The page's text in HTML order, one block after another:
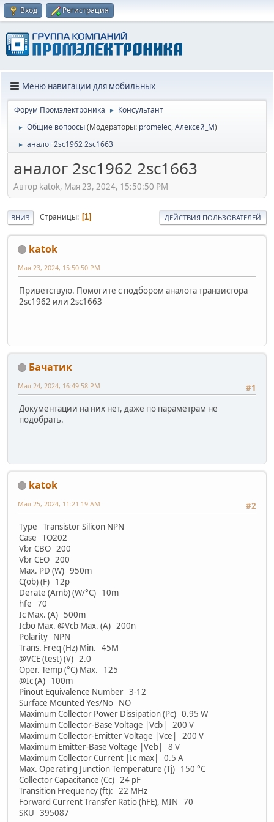
Вход Регистрация
Меню навигации для мобильных
Форум Промэлектроника ► Консультант
► Общие вопросы(Модераторы: promelec,Алексей_М)
► аналог 2sc1962 2sc1663
аналог 2sc1962 2sc1663
Автор katok, Мая 23, 2024, 15:50:50 PM
ВНИЗ Страницы 1 ДЕЙСТВИЯ ПОЛЬЗОВАТЕЛЕЙ
katok
Мая 23, 2024, 15:50:50 PM
Приветствую. Помогите с подбором аналога транзистора
2sc1962 или 2sc1663
Бачатик
#1
Мая 24, 2024, 16:49:58 PM
Документации на них нет, даже по параметрам не
подобрать.
katok
#2
Мая 25, 2024, 11:21:19 AM
Type Transistor Silicon NPN
Case TO202
Vbr CBO 200
Vbr CEO 200
Max. PD (W) 950m
C(ob) (F) 12p
Derate (Amb) (W/°C) 10m
hfe 70
Ic Max. (A) 500m
Icbo Max. @Vcb Max. (A) 200n
Polarity NPN
Trans. Freq (Hz) Min. 45M
@VCE (test) (V) 2.0
Oper. Temp (°C) Max. 125
@Ic (A) 100m
Pinout Equivalence Number 3-12
Surface Mounted Yes/No NO
Maximum Collector Power Dissipation (Pc) 0.95 W
Maximum Collector-Base Voltage |Vcb| 200 V
Maximum Collector-Emitter Voltage |Vce| 200 V
Maximum Emitter-Base Voltage |Veb| 8 V
Maximum Collector Current |Ic max| 0.5 A
Max. Operating Junction Temperature (Tj) 150 °C
Collector Capacitance (Cc) 24 pF
Transition Frequency (ft): 22 MHz
Forward Current Transfer Ratio (hFE), MIN 70
SKU 395087